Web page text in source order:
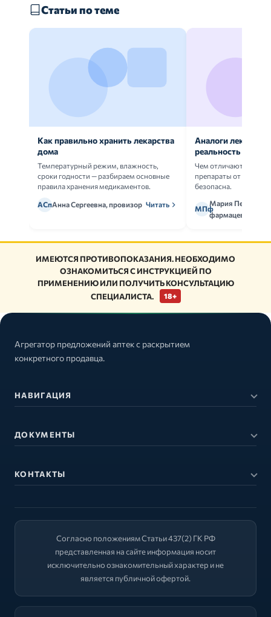
Статьи по теме
Как правильно хранить лекарства
дома
Температурный режим, влажность,
сроки годности — разбираем основные
правила хранения медикаментов.
АСпАнна Сергеевна, провизор Читать
Аналоги
реальность
Чем отличаются
препараты от
безопасна.
МПф
Мария Петрова,
фармацевт
ИМЕЮТСЯ ПРОТИВОПОКАЗАНИЯ. НЕОБХОДИМО
ОЗНАКОМИТЬСЯ С ИНСТРУКЦИЕЙ ПО
ПРИМЕНЕНИЮ ИЛИ ПОЛУЧИТЬ КОНСУЛЬТАЦИЮ
СПЕЦИАЛИСТА.
18+
Агрегатор предложений аптек с раскрытием
конкретного продавца.
НАВИГАЦИЯ
ДОКУМЕНТЫ
КОНТАКТЫ
Согласно положениям Статьи 437(2) ГК РФ
представленная на сайте информация носит
исключительно ознакомительный характер и не
является публичной офертой.